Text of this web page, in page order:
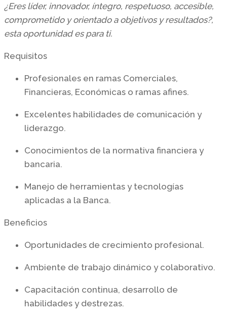
¿Eres líder, innovador, íntegro, respetuoso, accesible,
comprometido y orientado a objetivos y resultados?,
esta oportunidad es para ti.
Requisitos
Profesionales en ramas Comerciales,
Financieras, Económicas o ramas afines.
Excelentes habilidades de comunicación y
liderazgo.
Conocimientos de la normativa financiera y
bancaria.
Manejo de herramientas y tecnologías
aplicadas a la Banca.
Beneficios
Oportunidades de crecimiento profesional.
Ambiente de trabajo dinámico y colaborativo.
Capacitación continua, desarrollo de
habilidades y destrezas.